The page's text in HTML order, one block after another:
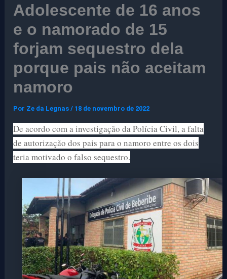
Adolescente de 16 anos
e o namorado de 15
forjam sequestro dela
porque pais não aceitam
namoro
Por Ze da Legnas/ 18 de novembro de 2022
De acordo com a investigação da Polícia Civil, a falta
de autorização dos pais para o namoro entre os dois
teria motivado o falso sequestro.